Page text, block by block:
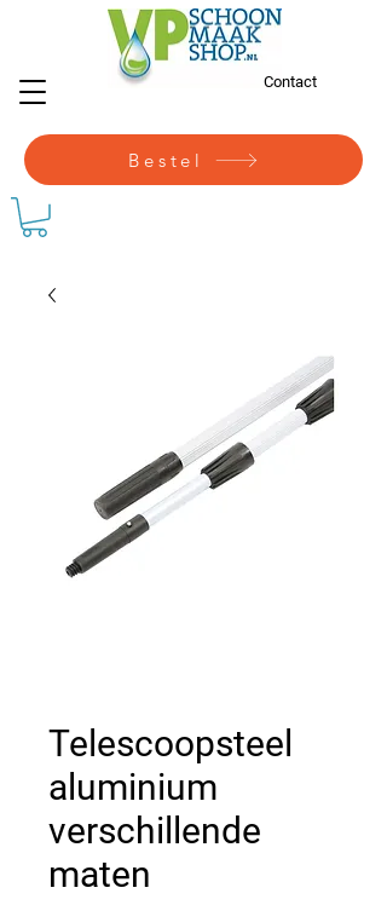
Contact
Bestel
Telescoopsteel
aluminium
verschillende
maten